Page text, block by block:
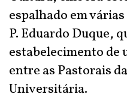
espalhado em
P. Eduardo Duque,
estabelecimento de
entre as Pastorais
Universitária.